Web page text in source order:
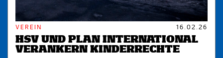
VEREIN 16.02.26
HSV UND PLAN INTERNATIONAL
VERANKERN KINDERRECHTE